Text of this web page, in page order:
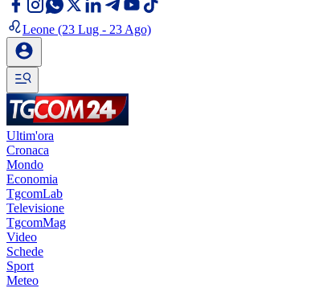
Leone (23 Lug - 23 Ago)
Ultim'ora
Cronaca
Mondo
Economia
TgcomLab
Televisione
TgcomMag
Video
Schede
Sport
Meteo